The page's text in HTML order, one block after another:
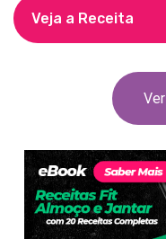
Veja a Receita